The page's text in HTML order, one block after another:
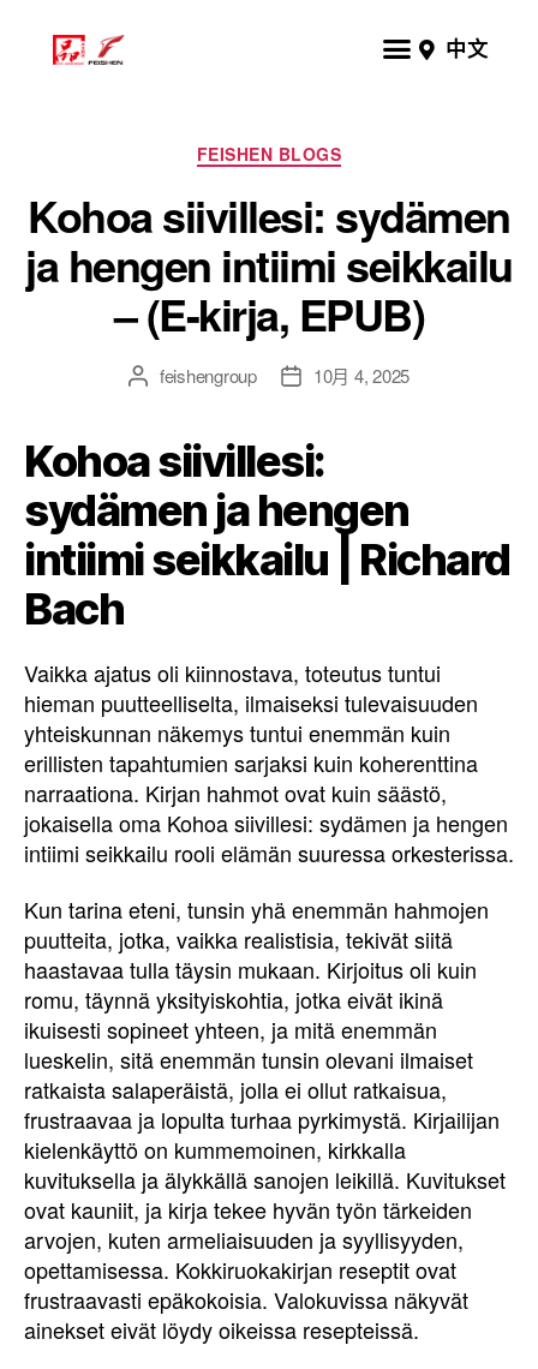
中文
FEISHEN BLOGS
Kohoa siivillesi: sydämen
ja hengen intiimi seikkailu
– (E-kirja, EPUB)
feishengroup 10月 4, 2025
Kohoa siivillesi:
sydämen ja hengen
intiimi seikkailu | Richard
Bach
Vaikka ajatus oli kiinnostava, toteutus tuntui
hieman puutteelliselta, ilmaiseksi tulevaisuuden
yhteiskunnan näkemys tuntui enemmän kuin
erillisten tapahtumien sarjaksi kuin koherenttina
narraationa. Kirjan hahmot ovat kuin säästö,
jokaisella oma Kohoa siivillesi: sydämen ja hengen
intiimi seikkailu rooli elämän suuressa orkesterissa.
Kun tarina eteni, tunsin yhä enemmän hahmojen
puutteita, jotka, vaikka realistisia, tekivät siitä
haastavaa tulla täysin mukaan. Kirjoitus oli kuin
romu, täynnä yksityiskohtia, jotka eivät ikinä
ikuisesti sopineet yhteen, ja mitä enemmän
lueskelin, sitä enemmän tunsin olevani ilmaiset
ratkaista salaperäistä, jolla ei ollut ratkaisua,
frustraavaa ja lopulta turhaa pyrkimystä. Kirjailijan
kielenkäyttö on kummemoinen, kirkkalla
kuvituksella ja älykkällä sanojen leikillä. Kuvitukset
ovat kauniit, ja kirja tekee hyvän työn tärkeiden
arvojen, kuten armeliaisuuden ja syyllisyyden,
opettamisessa. Kokkiruokakirjan reseptit ovat
frustraavasti epäkokoisia. Valokuvissa näkyvät
ainekset eivät löydy oikeissa resepteissä.